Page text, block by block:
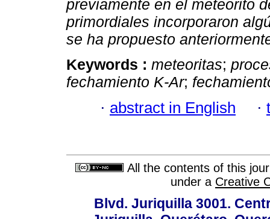
previamente en el meteorito
primordiales incorporaron
se ha propuesto
Keywords : meteoritas;
fechamiento K-Ar;
· abstract in English ·
All the contents of this
under a Creative
Blvd. Juriquilla 3001.